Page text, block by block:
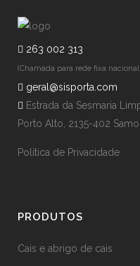
263 002 313
(Chamada para rede fixa
geral@sisporta.com
Estrada da Sesmaria
Porto Alto, 2135-402
Política de Privacidade
PRODUTOS
Cais e abrigo de cais